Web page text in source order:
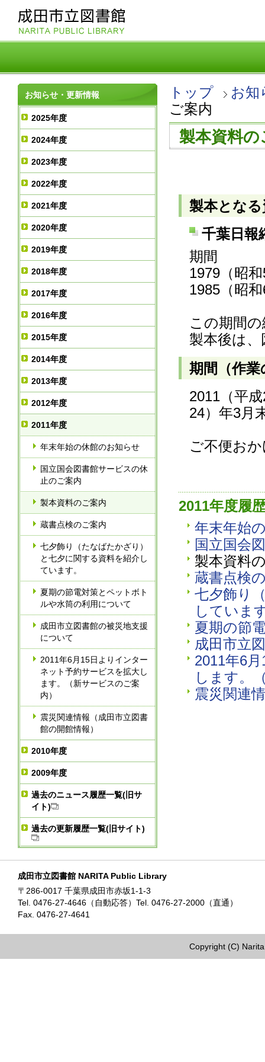
お知らせ・更新情報
2025年度
2024年度
2023年度
2022年度
2021年度
2020年度
2019年度
2018年度
2017年度
2016年度
2015年度
2014年度
2013年度
2012年度
2011年度
年末年始の休館のお知らせ
国立国会図書館サービスの休
止のご案内
製本資料のご案内
蔵書点検のご案内
七夕飾り（たなばたかざり）
と七夕に関する資料を紹介し
ています。
夏期の節電対策とペットボト
ルや水筒の利用について
成田市立図書館の被災地支援
について
2011年6月15日よりインター
ネット予約サービスを拡大し
ます。（新サービスのご案
内）
震災関連情報（成田市立図書
館の開館情報）
2010年度
2009年度
過去のニュース履歴一覧(旧サ
イト)
過去の更新履歴一覧(旧サイト)
トップ
お知
ご案内
製本資料の
製本となる
千葉日報
期間
1979（昭
1985（昭
この期間
製本後は
期間（作
2011（平
24）年3月
ご不便お
2011年度履
年末年始
国立国会
製本資料
蔵書点検
七夕飾り
していま
夏期の節
成田市立
2011年6
します。
震災関連
成田市立図書館 NARITA Public Library
〒286-0017 千葉県成田市赤坂1-1-3
Tel. 0476-27-4646（自動応答）Tel. 0476-27-2000（直通）
Fax. 0476-27-4641
Copyright (C)